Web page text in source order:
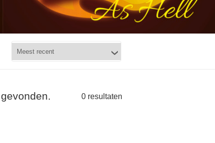
0 resultaten